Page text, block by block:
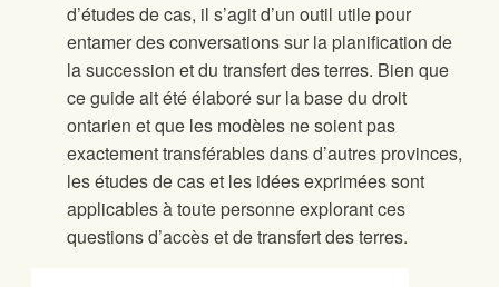
d’études de cas, il s’agit d’un outil utile pour
entamer des conversations sur la planification de
la succession et du transfert des terres. Bien que
ce guide ait été élaboré sur la base du droit
ontarien et que les modèles ne soient pas
exactement transférables dans d’autres provinces,
les études de cas et les idées exprimées sont
applicables à toute personne explorant ces
questions d’accès et de transfert des terres.